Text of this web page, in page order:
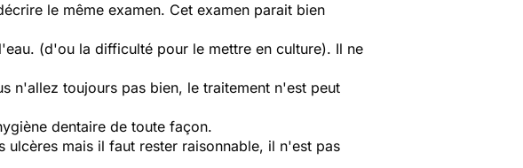
le même examen. Cet examen parait bien
(d'ou la difficulté pour le mettre en culture). Il ne
n'allez toujours pas bien, le traitement n'est peut
dentaire de toute façon.
mais il faut rester raisonnable, il n'est pas